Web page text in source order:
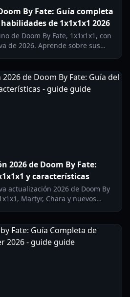
By Fate: Guía completa
de 1x1x1x1 2026
de Doom By Fate, 1x1x1x1, con
de 2026. Aprende sobre sus
2026 de Doom By Fate:
y características
actualización 2026 de Doom By
Martyr, Chara y nuevos